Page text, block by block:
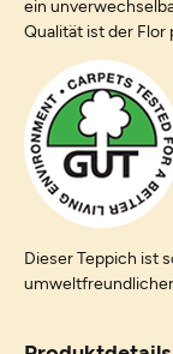
ein
Qualität ist der Flor
Dieser Teppich ist